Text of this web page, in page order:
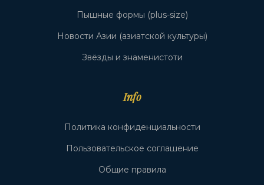
Пышные формы (plus-size)
Новости Азии (азиатской культуры)
Звёзды и знаменистоти
Info
Политика конфиденциальности
Пользовательское соглашение
Общие правила